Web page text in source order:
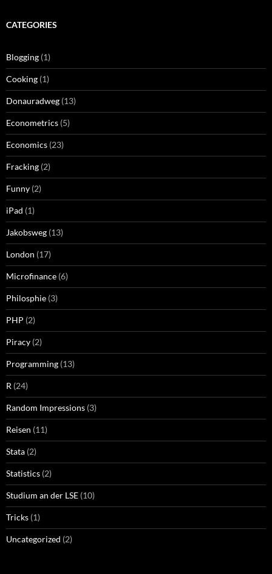
CATEGORIES
Blogging (1)
Cooking (1)
Donauradweg (13)
Econometrics (5)
Economics (23)
Fracking (2)
Funny (2)
iPad (1)
Jakobsweg (13)
London (17)
Microfinance (6)
Philosphie (3)
PHP (2)
Piracy (2)
Programming (13)
R (24)
Random Impressions (3)
Reisen (11)
Stata (2)
Statistics (2)
Studium an der LSE (10)
Tricks (1)
Uncategorized (2)